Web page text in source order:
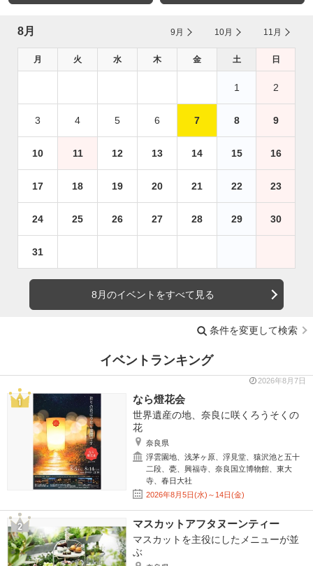
8月 9月 10月 11月
月 火 水 木 金 土 日
1 2
3 4 5 6 7 8 9
10 11 12 13 14 15 16
17 18 19 20 21 22 23
24 25 26 27 28 29 30
31
8月のイベントをすべて見る
条件を変更して検索
イベントランキング
2026年8月7日
なら燈花会
世界遺産の地、奈良に咲くろうそくの
花
奈良県
浮雲園地、浅茅ヶ原、浮見堂、猿沢池と五十
二段、甍、興福寺、奈良国立博物館、東大
寺、春日大社
2026年8月5日(水)～14日(金)
マスカットアフタヌーンティー
マスカットを主役にしたメニューが並
ぶ